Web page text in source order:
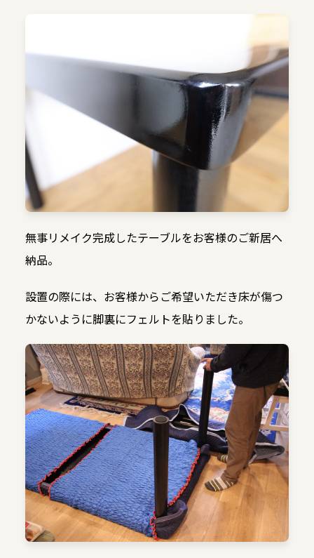
無事リメイク完成したテーブルをお客様のご新居へ
納品。
設置の際には、お客様からご希望いただき床が傷つ
かないように脚裏にフェルトを貼りました。